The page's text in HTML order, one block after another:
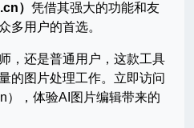
） 凭借其强大的功能和友
多用户的首选。
，还是普通用户，这款工具
的图片处理工作。立即访问
），体验AI图片编辑带来的